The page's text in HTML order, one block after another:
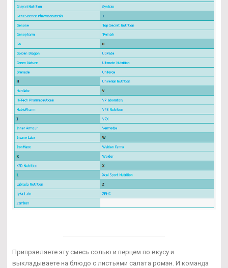
Приправляете эту смесь солью и перцем по вкусу и
выкладываете на блюдо с листьями салата ромэн. И команда